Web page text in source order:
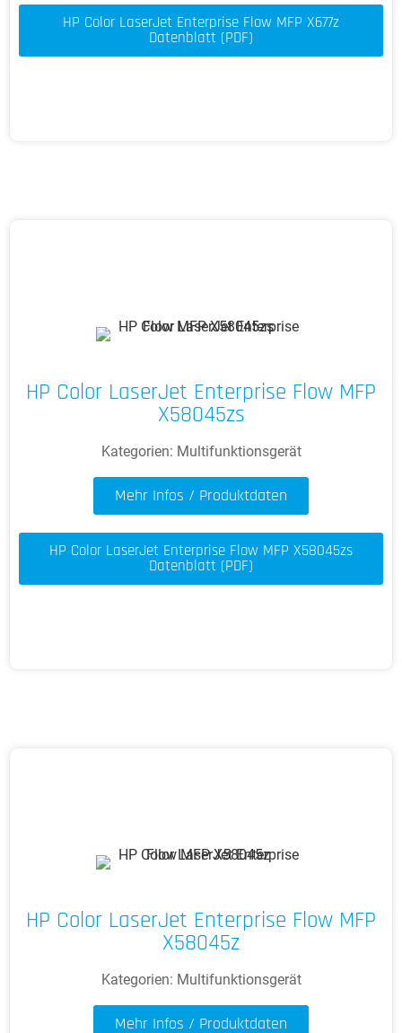
HP Color LaserJet Enterprise Flow MFP X677z
Datenblatt (PDF)
HP Color LaserJet Enterprise Flow MFP
X58045zs
Kategorien: Multifunktionsgerät
Mehr Infos / Produktdaten
HP Color LaserJet Enterprise Flow MFP X58045zs
Datenblatt (PDF)
HP Color LaserJet Enterprise Flow MFP
X58045z
Kategorien: Multifunktionsgerät
Mehr Infos / Produktdaten